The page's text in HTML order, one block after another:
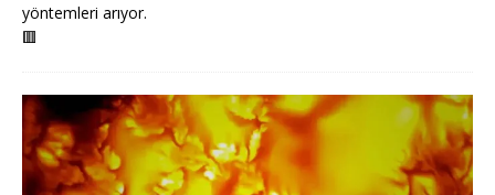
yöntemleri arıyor.
🟥